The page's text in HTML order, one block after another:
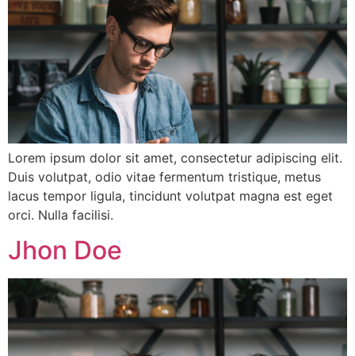
Lorem ipsum dolor sit amet, consectetur adipiscing elit.
Duis volutpat, odio vitae fermentum tristique, metus
lacus tempor ligula, tincidunt volutpat magna est eget
orci. Nulla facilisi.
Jhon Doe